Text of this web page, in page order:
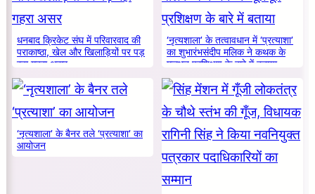
धनबाद क्रिकेट संघ में परिवारवाद की
पराकाष्ठा, खेल और खिलाड़ियों पर पड़
रहा गहरा असर
‘नृत्यशाला’ के तत्वावधान में ‘प्रत्याशा’
का शुभारंभसंदीप मलिक ने कथक के
मूलभूत प्रशिक्षण के बारे में बताया
‘नृत्यशाला’ के बैनर तले ‘प्रत्याशा’ का
आयोजन